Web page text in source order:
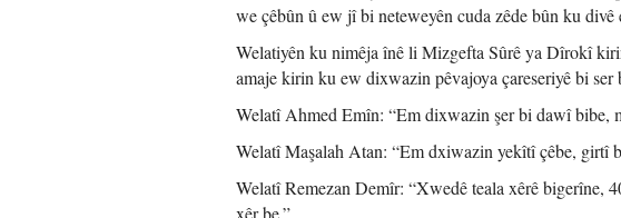
we çêbûn û ew jî bi neteweyên cuda zêde bûn ku
Welatiyên ku nimêja înê li Mizgefta Sûrê ya Dîrokî
amaje kirin ku ew dixwazin pêvajoya çareseriyê bi
Welatî Ahmed Emîn: “Em dixwazin şer bi dawî bibe,
Welatî Maşalah Atan: “Em dxiwazin yekîtî çêbe, girtî
Welatî Remezan Demîr: “Xwedê teala xêrê bigerîne,
xêr be.”